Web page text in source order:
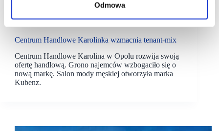
Odmowa
CH Karolinka
NEPI Rockcastle
Centrum Handlowe Karolinka wzmacnia tenant-mix
Centrum Handlowe Karolina w Opolu rozwija swoją
ofertę handlową. Grono najemców wzbogaciło się o
nową markę. Salon mody męskiej otworzyła marka
Kubenz.